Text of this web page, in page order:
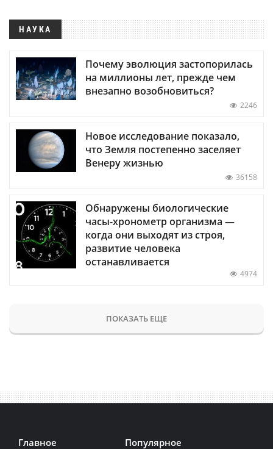
НАУКА
Почему эволюция застопорилась
на миллионы лет, прежде чем
внезапно возобновиться?
2246
Новое исследование показало,
что Земля постепенно заселяет
Венеру жизнью
36158
Обнаружены биологические
часы-хронометр организма —
когда они выходят из строя,
развитие человека
останавливается
4974
ПОКАЗАТЬ ЕЩЕ
Главное Популярное